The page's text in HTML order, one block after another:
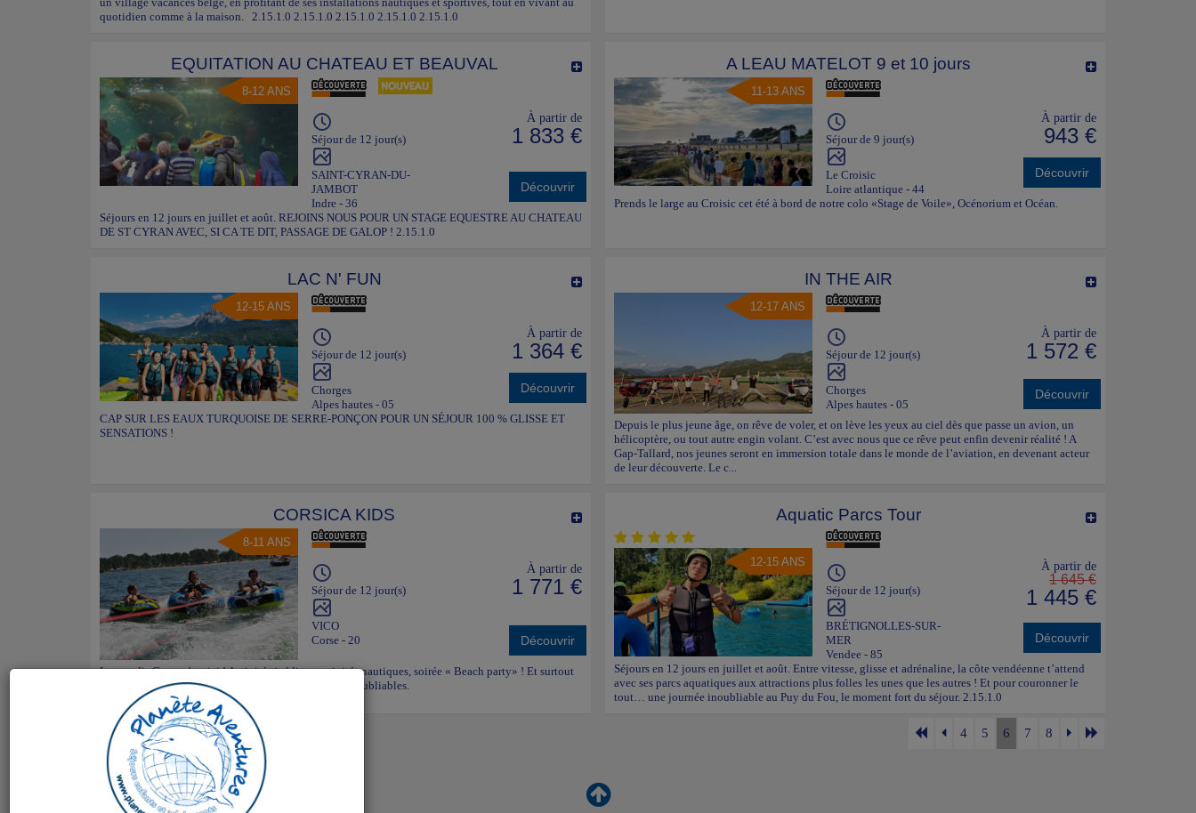
quotidien comme à la maison. 2.15.1.0 2.15.1.0 2.15.1.0 2.15.1.0 2.15.1.0
EQUITATION AU CHATEAU ET BEAUVAL
8-12 ANS
Séjour de 12 jour(s)
SAINT-CYRAN-DU-
JAMBOT
Indre - 36
À partir de
1 833 €
Découvrir
Séjours en 12 jours en juillet et août. REJOINS NOUS POUR UN STAGE EQUESTRE AU CHATEAU
DE ST CYRAN AVEC, SI CA TE DIT, PASSAGE DE GALOP ! 2.15.1.0
A LEAU MATELOT 9 et 10 jours
11-13 ANS
Séjour de 9 jour(s)
Le Croisic
Loire atlantique - 44
À partir de
943 €
Découvrir
Prends le large au Croisic cet été à bord de notre colo «Stage de Voile», Océnorium et Océan.
LAC N' FUN
12-15 ANS
Séjour de 12 jour(s)
Chorges
Alpes hautes - 05
À partir de
1 364 €
Découvrir
CAP SUR LES EAUX TURQUOISE DE SERRE-PONÇON POUR UN SÉJOUR 100 % GLISSE ET
SENSATIONS !
IN THE AIR
12-17 ANS
Séjour de 12 jour(s)
Chorges
Alpes hautes - 05
À partir de
1 572 €
Découvrir
Depuis le plus jeune âge, on rêve de voler, et on lève les yeux au ciel dès que passe un avion, un
hélicoptère, ou tout autre engin volant. C’est avec nous que ce rêve peut enfin devenir réalité ! A
Gap-Tallard, nos jeunes seront en immersion totale dans le monde de l’aviation, en devenant acteur
de leur découverte. Le c...
CORSICA KIDS
8-11 ANS
Séjour de 12 jour(s)
VICO
Corse - 20
À partir de
1 771 €
Découvrir
Le paradis Corse c’est ici ! Activités inédites, activités nautiques, soirée « Beach party» ! Et surtout
plein d’amis de ton âge pour partager des moments inoubliables.
Aquatic Parcs Tour
12-15 ANS
Séjour de 12 jour(s)
BRÉTIGNOLLES-SUR-
MER
Vendee - 85
À partir de
1 645 €
1 445 €
Découvrir
Séjours en 12 jours en juillet et août. Entre vitesse, glisse et adrénaline, la côte vendéenne t’attend
avec ses parcs aquatiques aux attractions plus folles les unes que les autres ! Et pour couronner le
tout… une journée inoubliable au Puy du Fou, le moment fort du séjour. 2.15.1.0
4 5 6 7 8